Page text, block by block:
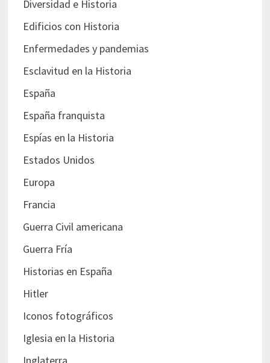
Diversidad e Historia
Edificios con Historia
Enfermedades y pandemias
Esclavitud en la Historia
España
España franquista
Espías en la Historia
Estados Unidos
Europa
Francia
Guerra Civil americana
Guerra Fría
Historias en España
Hitler
Iconos fotográficos
Iglesia en la Historia